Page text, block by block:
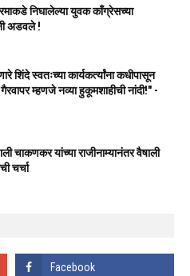
निघालेल्या युवक काँग्रेसच्या
अडवले !
शिंदे स्वतःच्या कार्यकर्त्यांना कधीपासून
म्हणजे नव्या हुकूमशाहीची नांदी!" -
चाकणकर यांच्या राजीनाम्यानंतर वैषाली
चर्चा